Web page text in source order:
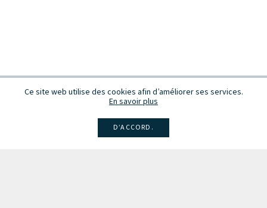
Ce site web utilise des cookies afin d’améliorer ses services.
En savoir plus
D’ACCORD.